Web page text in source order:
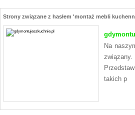
Strony związane z hasłem 'montaż mebli
Na
związany.
takich p